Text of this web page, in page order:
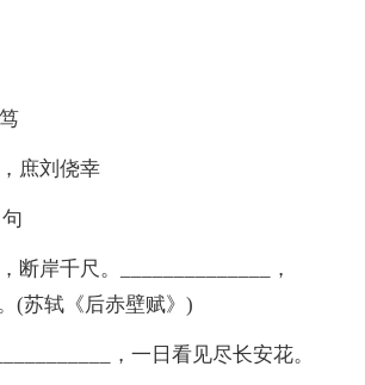
庶刘侥幸
断岸千尺。______________，
(苏轼《后赤壁赋》)
，一日看见尽长安花。